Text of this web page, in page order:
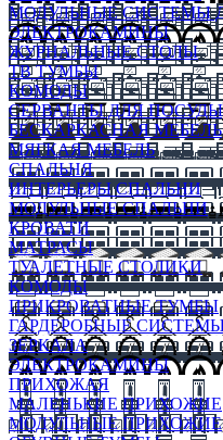
МОДУЛЬНЫЕ СИСТЕМЫ
ЭЛЕКТРОКАМИНЫ
ЖУРНАЛЬНЫЕ СТОЛЫ
ТВ ТУМБЫ
КОМОДЫ
СЕРВАНТЫ ДЛЯ
БЕСКАРКАСНАЯ МЕБЕЛЬ
МЯГКАЯ МЕБЕЛЬ
СПАЛЬНЯ
ИНТЕРЬЕРЫ СПАЛЬНИ
МОДУЛЬНЫЕ СПАЛЬНИ
КРОВАТИ
МАТРАСЫ
ТУАЛЕТНЫЕ СТОЛИКИ
КОМОДЫ
ПРИКРОВАТНЫЕ ТУМБЫ
ГАРДЕРОБНЫЕ
ЗЕРКАЛА
ЭЛЕКТРОКАМИНЫ
ПРИХОЖАЯ
МАЛЕНЬКИЕ ПРИХОЖИЕ
МОДУЛЬНЫЕ ПРИХОЖИЕ